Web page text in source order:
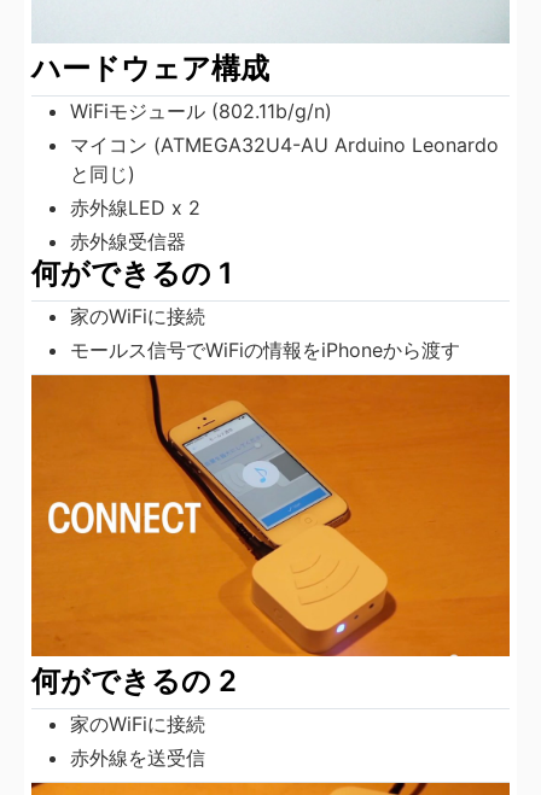
ハードウェア構成
WiFiモジュール (802.11b/g/n)
マイコン (ATMEGA32U4-AU Arduino Leonardo
と同じ)
赤外線LED x 2
赤外線受信器
何ができるの 1
家のWiFiに接続
モールス信号でWiFiの情報をiPhoneから渡す
何ができるの 2
家のWiFiに接続
赤外線を送受信